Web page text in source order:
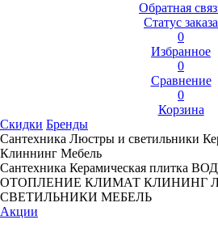
Обратная
Статус заказа
0
Избранное
0
Сравнение
0
Корзина
Скидки Бренды
Сантехника Люстры и светильники
Клиннинг Мебель
Сантехника Керамическая плитка
ОТОПЛЕНИЕ КЛИМАТ КЛИНИНГ
СВЕТИЛЬНИКИ МЕБЕЛЬ
Акции